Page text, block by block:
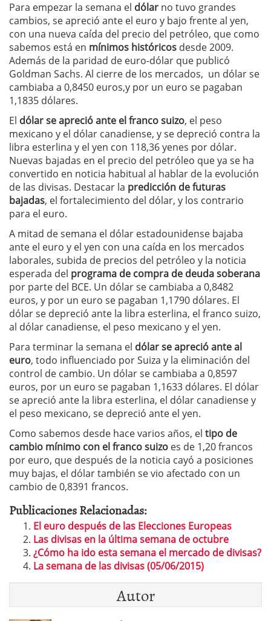
Para empezar la semana el dólar no tuvo grandes
cambios, se apreció ante el euro y bajo frente al yen,
con una nueva caída del precio del petróleo, que como
sabemos está en mínimos históricos desde 2009.
Además de la paridad de euro-dólar que publicó
Goldman Sachs. Al cierre de los mercados, un dólar se
cambiaba a 0,8450 euros,y por un euro se pagaban
1,1835 dólares.
El dólar se apreció ante el franco suizo, el peso
mexicano y el dólar canadiense, y se depreció contra la
libra esterlina y el yen con 118,36 yenes por dólar.
Nuevas bajadas en el precio del petróleo que ya se ha
convertido en noticia habitual al hablar de la evolución
de las divisas. Destacar la predicción de futuras
bajadas, el fortalecimiento del dólar, y los contrario
para el euro.
A mitad de semana el dólar estadounidense bajaba
ante el euro y el yen con una caída en los mercados
laborales, subida de precios del petróleo y la noticia
esperada del programa de compra de deuda soberana
por parte del BCE. Un dólar se cambiaba a 0,8482
euros, y por un euro se pagaban 1,1790 dólares. El
dólar se depreció ante la libra esterlina, el franco suizo,
al dólar canadiense, el peso mexicano y el yen.
Para terminar la semana el dólar se apreció ante al
euro, todo influenciado por Suiza y la eliminación del
control de cambio. Un dólar se cambiaba a 0,8597
euros, por un euro se pagaban 1,1633 dólares. El dólar
se apreció ante la libra esterlina, el dólar canadiense y
el peso mexicano, se depreció ante el yen.
Como sabemos desde hace varios años, el tipo de
cambio mínimo con el franco suizo es de 1,20 francos
por euro, que después de la noticia cayó a posiciones
muy bajas, el dólar también se vio afectado con un
cambio de 0,8391 francos.
Publicaciones Relacionadas:
El euro después de las Elecciones Europeas
Las divisas en la última semana de octubre
¿Cómo ha ido esta semana el mercado de divisas?
La semana de las divisas (05/06/2015)
Autor